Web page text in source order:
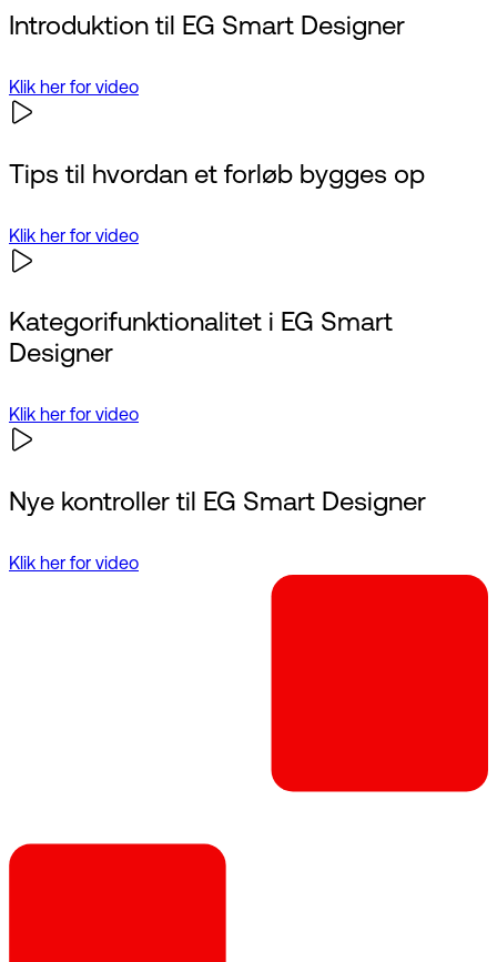
Introduktion til EG Smart Designer
Klik her for video
Tips til hvordan et forløb bygges op
Klik her for video
Kategorifunktionalitet i EG Smart
Designer
Klik her for video
Nye kontroller til EG Smart Designer
Klik her for video